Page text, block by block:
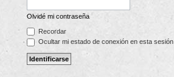
Olvidé mi contraseña
Recordar
Ocultar mi estado de conexión en esta sesión